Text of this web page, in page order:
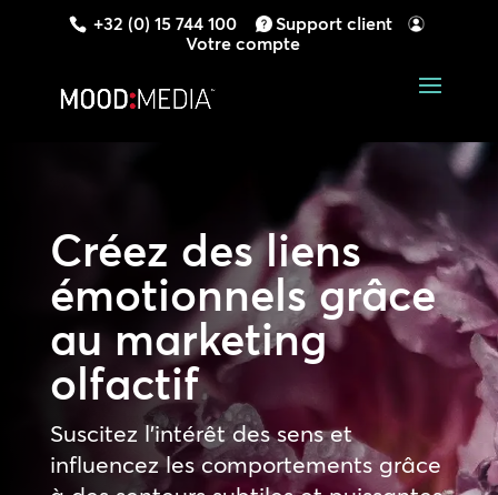
+32 (0) 15 744 100
Support client
Votre compte
Créez des liens
émotionnels grâce
au marketing
olfactif
Suscitez l’intérêt des sens et
influencez les comportements grâce